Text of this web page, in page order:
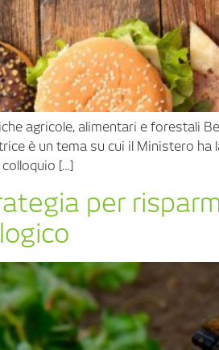
agricole, alimentari e forestali
è un tema su cui il Ministero
[…]
per